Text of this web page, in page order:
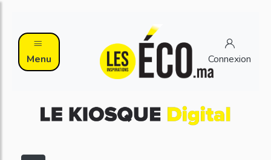
Menu Connexion